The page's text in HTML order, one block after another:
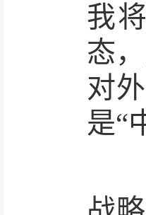
我
态
对
是“
政